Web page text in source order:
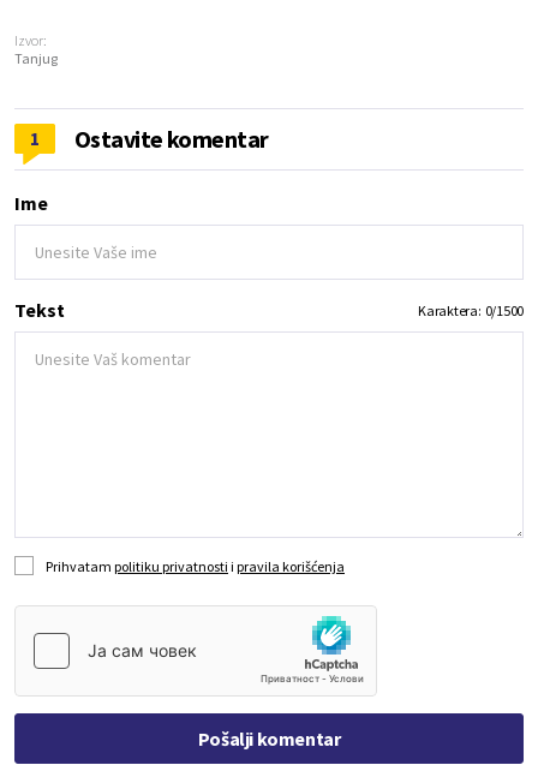
Izvor:
Tanjug
1 Ostavite komentar
Ime
Tekst Karaktera: 0/1500
Prihvatam politiku privatnosti i pravila korišćenja
Pošalji komentar